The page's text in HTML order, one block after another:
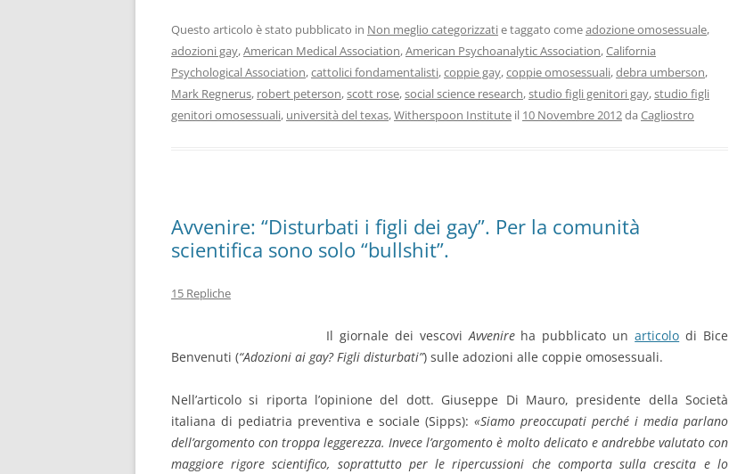
Questo articolo è stato pubblicato in Non meglio categorizzatie taggato comeadozione omosessuale,
adozioni gay,American Medical Association,American Psychoanalytic Association,California
Psychological Association,cattolici fondamentalisti,coppie gay,coppie omosessuali,debra umberson,
Mark Regnerus, robert peterson,scott rose,social science research,studio figli genitori gay,studio figli
genitori omosessuali, università del texas,Witherspoon Institute il 10 Novembre 2012da Cagliostro
Avvenire: “Disturbati i figli dei gay”. Per la comunità
scientifica sono solo “bullshit”.
15 Repliche
Il giornale dei vescoviAvvenireha pubblicato unarticolo di Bice
Benvenuti (“Adozioni ai gay? Figli disturbati”) sulle adozioni alle coppie omosessuali.
Nell’articolo si riporta l’opinione del dott. Giuseppe Di Mauro, presidente della Società
italiana di pediatria preventiva e sociale (Sipps): «Siamo preoccupati perché i media parlano
dell’argomento con troppa leggerezza. Invece l’argomento è molto delicato e andrebbe valutato con
maggiore rigore scientifico, soprattutto per le ripercussioni che comporta sulla crescita e lo